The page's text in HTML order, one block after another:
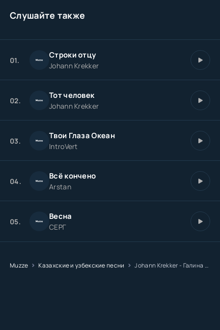
Слушайте также
01. Строки отцу
Johann Krekker
02. Тот человек
Johann Krekker
03. Твои Глаза Океан
IntroVert
04. Всё кончено
Arstan
05. Весна
СЕРГ
Muzze Казахские и узбекские песни Johann Krekker - Галина ты пиши